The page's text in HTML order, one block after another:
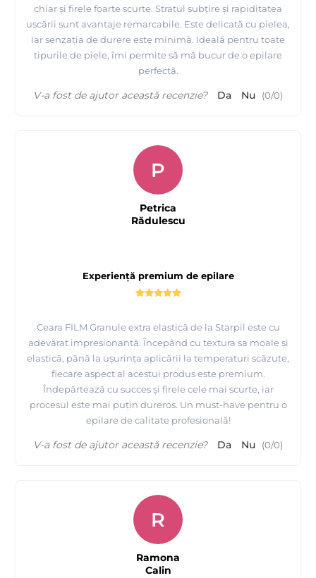
chiar și firele foarte scurte. Stratul subțire și rapiditatea
uscării sunt avantaje remarcabile. Este delicată cu pielea,
iar senzația de durere este minimă. Ideală pentru toate
tipurile de piele, îmi permite să mă bucur de o epilare
perfectă.
V-a fost de ajutor această recenzie? Da Nu (0/0)
Experiență premium de epilare
Ceara FILM Granule extra elastică de la Starpil este cu
adevărat impresionantă. Începând cu textura sa moale și
elastică, până la ușurința aplicării la temperaturi scăzute,
fiecare aspect al acestui produs este premium.
Îndepărtează cu succes și firele cele mai scurte, iar
procesul este mai puțin dureros. Un must-have pentru o
epilare de calitate profesională!
P
Petrica
Rădulescu
V-a fost de ajutor această recenzie? Da Nu (0/0)
R
Ramona
Calin